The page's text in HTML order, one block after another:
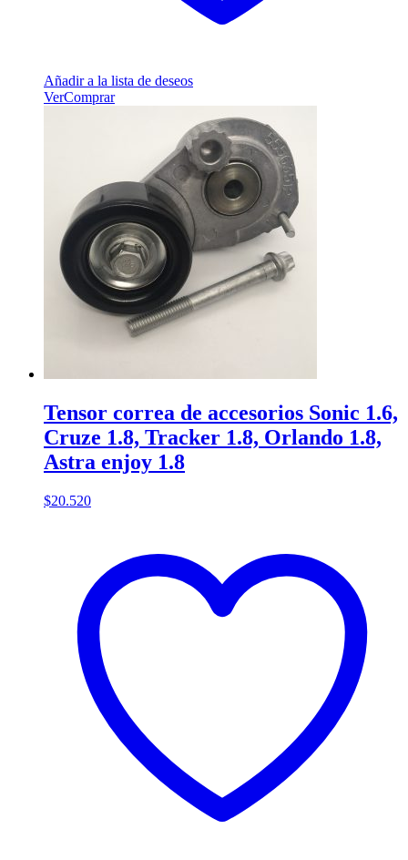
Añadir a la lista de deseos
VerComprar
Tensor correa de accesorios Sonic 1.6,
Cruze 1.8, Tracker 1.8, Orlando 1.8,
Astra enjoy 1.8
$20.520